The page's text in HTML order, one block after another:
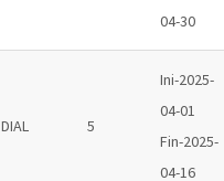
04-30
DIAL 5
Ini-2025-
04-01
Fin-2025-
04-16